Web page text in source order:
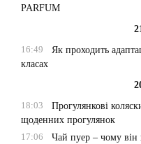
PARFUM
16:49
Як проходить
класах
18:03
Прогулянкові
щоденних прогулянок
17:06
Чай пуер – чому